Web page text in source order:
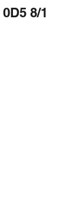
0D5 8/1